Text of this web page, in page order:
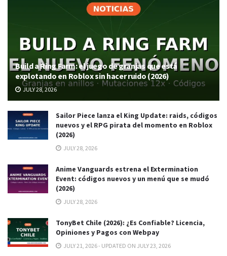
Build a Ring Farm: el juego de granjas que está
explotando en Roblox sin hacer ruido (2026)
JULY 28, 2026
Sailor Piece lanza el King Update: raids, códigos
nuevos y el RPG pirata del momento en Roblox
(2026)
JULY 28, 2026
Anime Vanguards estrena el Extermination
Event: códigos nuevos y un menú que se mudó
(2026)
JULY 28, 2026
TonyBet Chile (2026): ¿Es Confiable? Licencia,
Opiniones y Pagos con Webpay
JULY 21, 2026 - UPDATED ON JULY 23, 2026